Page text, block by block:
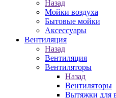
Назад
Мойки воздуха
Бытовые мойки
Аксессуары
Вентиляция
Назад
Вентиляция
Вентиляторы
Назад
Вентиляторы
Вытяжки для